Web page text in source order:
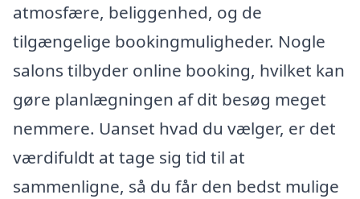
atmosfære, beliggenhed, og de
tilgængelige bookingmuligheder. Nogle
salons tilbyder online booking, hvilket kan
gøre planlægningen af dit besøg meget
nemmere. Uanset hvad du vælger, er det
værdifuldt at tage sig tid til at
sammenligne, så du får den bedst mulige